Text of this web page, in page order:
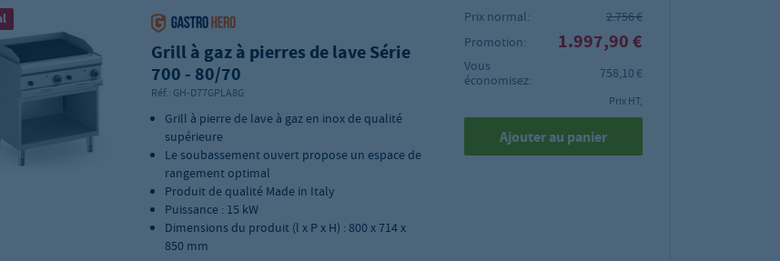
Grill à gaz à pierres de lave Série
700 - 80/70
Réf.: GH-D77GPLA8G
Grill à pierre de lave à gaz en inox de qualité
supérieure
Le soubassement ouvert propose un espace de
rangement optimal
Produit de qualité Made in Italy
Puissance : 15 kW
Dimensions du produit (l x P x H) : 800 x 714 x
850 mm
Prix normal:
2.756 €
Promotion:
1.997,90 €
Vous
économisez:
758,10 €
Prix HT,
Ajouter au panier